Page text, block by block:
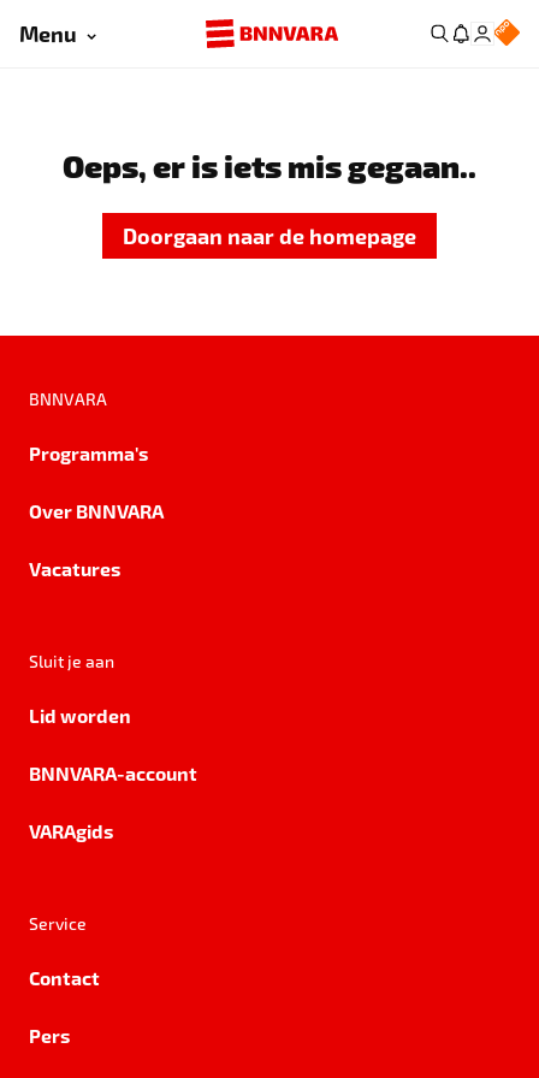
Menu
Oeps, er is iets mis gegaan..
Doorgaan naar de homepage
BNNVARA
Programma's
Over BNNVARA
Vacatures
Sluit je aan
Lid worden
BNNVARA-account
VARAgids
Service
Contact
Pers